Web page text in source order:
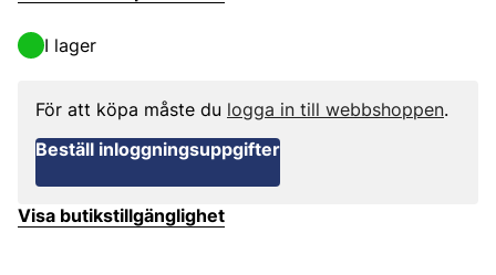
I lager
För att köpa måste du logga in till webbshoppen.
Beställ inloggningsuppgifter
Visa butikstillgänglighet